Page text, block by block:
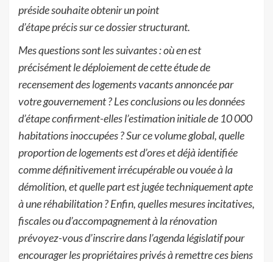
préside souhaite obtenir un point
d’étape précis sur ce dossier structurant.
Mes questions sont les suivantes : où en est
précisément le déploiement de cette étude de
recensement des logements vacants annoncée par
votre gouvernement ? Les conclusions ou les données
d’étape confirment-elles l’estimation initiale de 10 000
habitations inoccupées ? Sur ce volume global, quelle
proportion de logements est d’ores et déjà identifiée
comme définitivement irrécupérable ou vouée à la
démolition, et quelle part est jugée techniquement apte
à une réhabilitation ? Enfin, quelles mesures incitatives,
fiscales ou d’accompagnement à la rénovation
prévoyez-vous d’inscrire dans l’agenda législatif pour
encourager les propriétaires privés à remettre ces biens